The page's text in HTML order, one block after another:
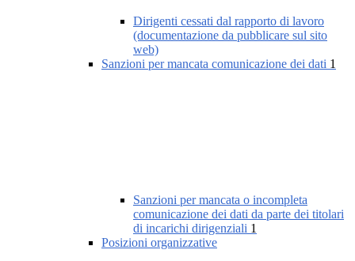
Dirigenti cessati dal rapporto di lavoro
(documentazione da pubblicare sul sito
web)
Sanzioni per mancata comunicazione dei dati 1
Sanzioni per mancata o incompleta
comunicazione dei dati da parte dei titolari
di incarichi dirigenziali 1
Posizioni organizzative